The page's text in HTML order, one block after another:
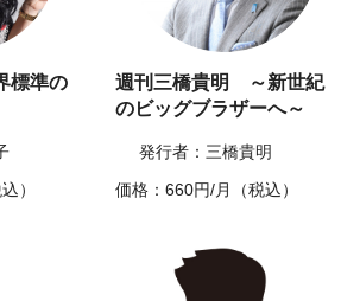
標準の
）
週刊三橋貴明 ～新世紀
のビッグブラザーへ～
発行者：三橋貴明
価格：660円/月（税込）